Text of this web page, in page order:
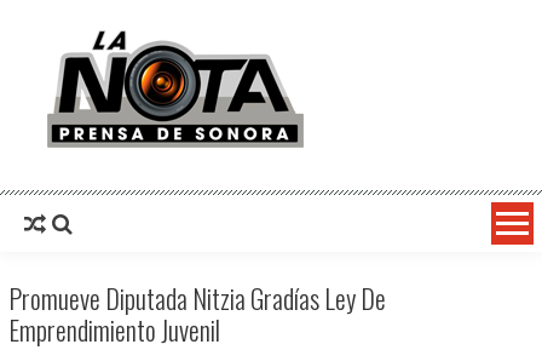
La Nota Prensa De Sonora
Promueve Diputada Nitzia Gradías Ley De
Emprendimiento Juvenil